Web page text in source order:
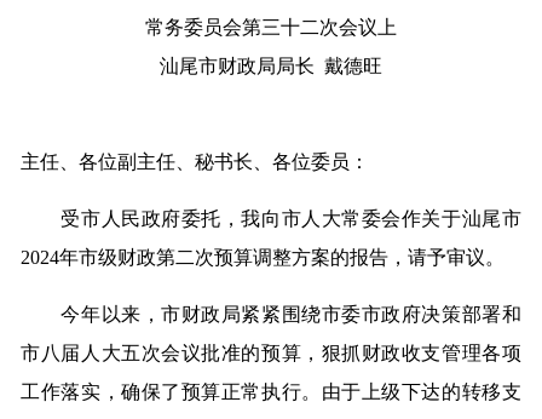
常务委员会第三十二次会议上
汕尾市财政局局长 戴德旺
主任、各位副主任、秘书长、各位委员：
受市人民政府委托，我向市人大常委会作关于汕尾市
2024年市级财政第二次预算调整方案的报告，请予审议。
今年以来，市财政局紧紧围绕市委市政府决策部署和
市八届人大五次会议批准的预算，狠抓财政收支管理各项
工作落实，确保了预算正常执行。由于上级下达的转移支